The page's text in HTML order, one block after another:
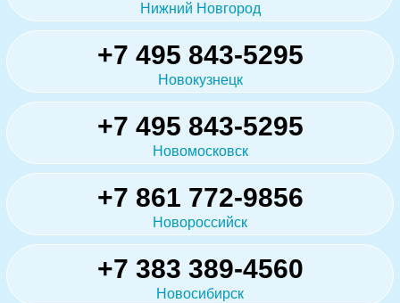
Нижний Новгород
+7 495 843-5295
Новокузнецк
+7 495 843-5295
Новомосковск
+7 861 772-9856
Новороссийск
+7 383 389-4560
Новосибирск